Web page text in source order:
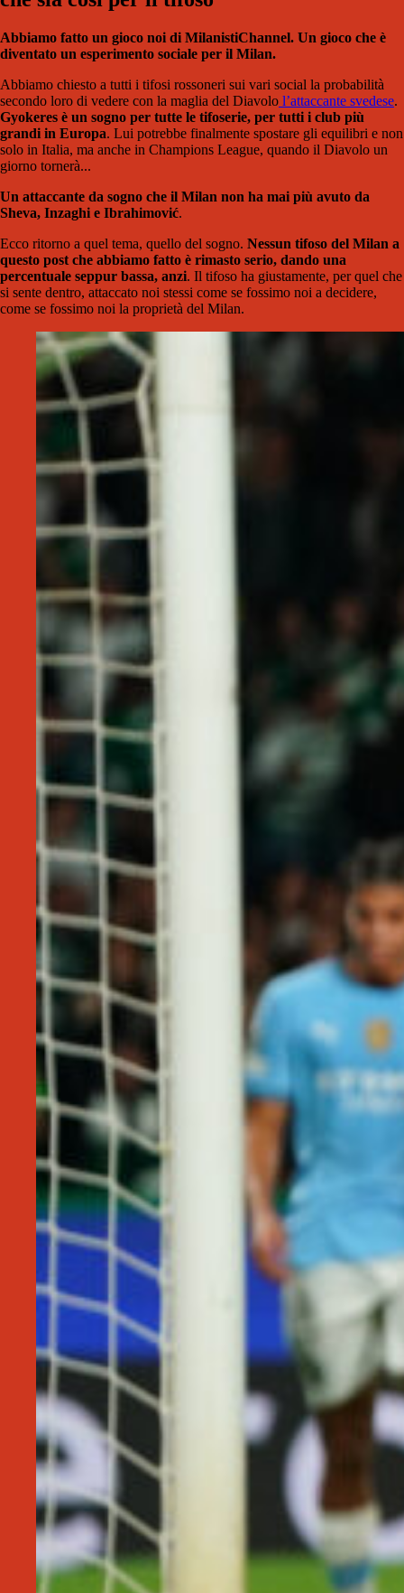
Abbiamo fatto un gioco noi di MilanistiChannel. Un gioco che è
diventato un esperimento sociale per il Milan.
Abbiamo chiesto a tutti i tifosi rossoneri sui vari social la probabilità
secondo loro di vedere con la maglia del Diavolo l’attaccante svedese.
Gyokeres è un sogno per tutte le tifoserie, per tutti i club più
grandi in Europa. Lui potrebbe finalmente spostare gli equilibri e non
solo in Italia, ma anche in Champions League, quando il Diavolo un
giorno tornerà...
Un attaccante da sogno che il Milan non ha mai più avuto da
Sheva, Inzaghi e Ibrahimović.
Ecco ritorno a quel tema, quello del sogno. Nessun tifoso del Milan a
questo post che abbiamo fatto è rimasto serio, dando una
percentuale seppur bassa, anzi. Il tifoso ha giustamente, per quel che
si sente dentro, attaccato noi stessi come se fossimo noi a decidere,
come se fossimo noi la proprietà del Milan.